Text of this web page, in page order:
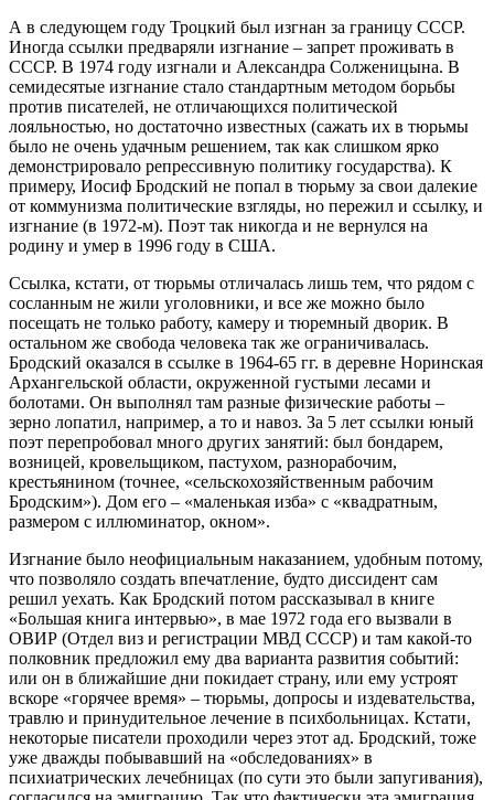
А в следующем году Троцкий был изгнан за границу СССР.
Иногда ссылки предваряли изгнание – запрет проживать в
СССР. В 1974 году изгнали и Александра Солженицына. В
семидесятые изгнание стало стандартным методом борьбы
против писателей, не отличающихся политической
лояльностью, но достаточно известных (сажать их в тюрьмы
было не очень удачным решением, так как слишком ярко
демонстрировало репрессивную политику государства). К
примеру, Иосиф Бродский не попал в тюрьму за свои далекие
от коммунизма политические взгляды, но пережил и ссылку, и
изгнание (в 1972-м). Поэт так никогда и не вернулся на
родину и умер в 1996 году в США.
Ссылка, кстати, от тюрьмы отличалась лишь тем, что рядом с
сосланным не жили уголовники, и все же можно было
посещать не только работу, камеру и тюремный дворик. В
остальном же свобода человека так же ограничивалась.
Бродский оказался в ссылке в 1964-65 гг. в деревне Норинская
Архангельской области, окруженной густыми лесами и
болотами. Он выполнял там разные физические работы –
зерно лопатил, например, а то и навоз. За 5 лет ссылки юный
поэт перепробовал много других занятий: был бондарем,
возницей, кровельщиком, пастухом, разнорабочим,
крестьянином (точнее, «сельскохозяйственным рабочим
Бродским»). Дом его – «маленькая изба» с «квадратным,
размером с иллюминатор, окном».
Изгнание было неофициальным наказанием, удобным потому,
что позволяло создать впечатление, будто диссидент сам
решил уехать. Как Бродский потом рассказывал в книге
«Большая книга интервью», в мае 1972 года его вызвали в
ОВИР (Отдел виз и регистрации МВД СССР) и там какой-то
полковник предложил ему два варианта развития событий:
или он в ближайшие дни покидает страну, или ему устроят
вскоре «горячее время» – тюрьмы, допросы и издевательства,
травлю и принудительное лечение в психбольницах. Кстати,
некоторые писатели проходили через этот ад. Бродский, тоже
уже дважды побывавший на «обследованиях» в
психиатрических лечебницах (по сути это были запугивания),